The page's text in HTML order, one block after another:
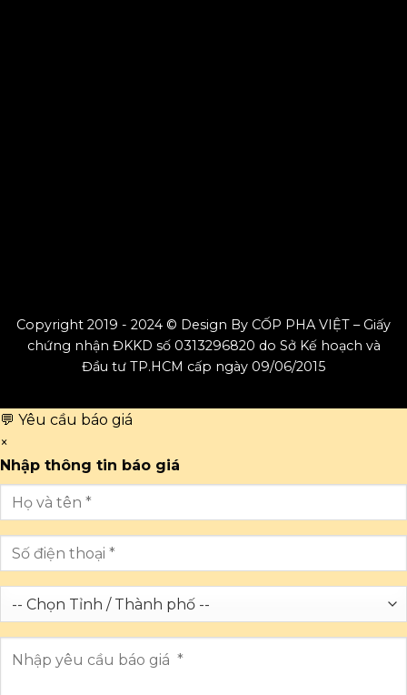
Copyright 2019 - 2024 © Design By CỐP PHA VIỆT – Giấy
chứng nhận ĐKKD số 0313296820 do Sở Kế hoạch và
Đầu tư TP.HCM cấp ngày 09/06/2015
💬 Yêu cầu báo giá
×
Nhập thông tin báo giá